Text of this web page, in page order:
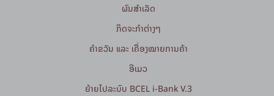
ຜົນສຳເລັດ
ກິດຈະກໍາຕ່າງໆ
ຄຳຂວັນ ແລະ ເຄື່ອງໝາຍການຄ້າ
ອີເມວ
ຍ້າຍໄປລະບົບ BCEL i-Bank V.3